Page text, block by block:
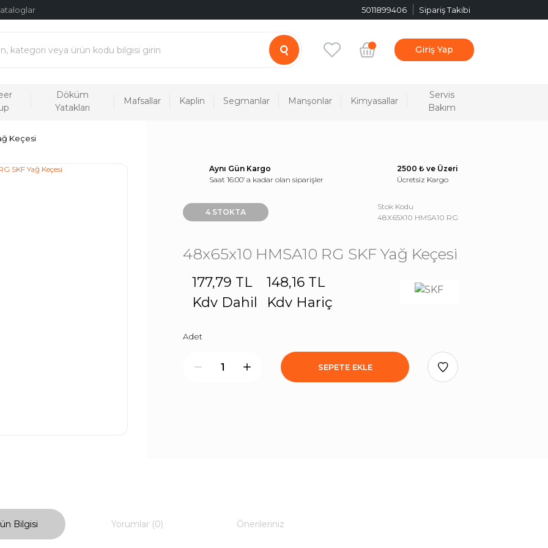
5011899406 Sipariş Takibi
Giriş Yap
Döküm
Yatakları
Mafsallar Kaplin Segmanlar Manşonlar Kimyasallar
Servis
Bakım
Keçesi
Aynı Gün Kargo
Saat 16:00’ a kadar olan siparişler
2500 ₺ ve Üzeri
Ücretsiz Kargo
4 STOKTA
Stok Kodu
48X65X10 HMSA10 RG
48x65x10 HMSA10 RG SKF Yağ Keçesi
177,79 TL
Kdv Dahil
148,16 TL
Kdv Hariç
Adet
SEPETE EKLE
Bilgisi Yorumlar (0) Önerileriniz